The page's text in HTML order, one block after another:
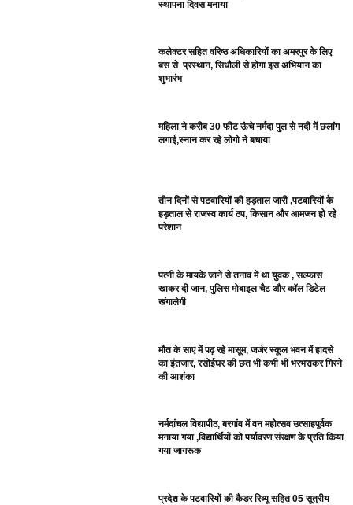
स्थापना दिवस मनाया
कलेक्टर सहित वरिष्ठ अधिकारियों का अमरपुर के लिए
बस से प्रस्थान, सिधौली से होगा इस अभियान का
शुभारंभ
महिला ने करीब 30 फीट ऊंचे नर्मदा पुल से नदी में छलांग
लगाई,स्नान कर रहे लोगो ने बचाया
तीन दिनों से पटवारियों की हड़ताल जारी ,पटवारियों के
हड़ताल से राजस्व कार्य ठप, किसान और आमजन हो रहे
परेशान
पत्नी के मायके जाने से तनाव में था युवक , सल्फास
खाकर दी जान, पुलिस मोबाइल चैट और कॉल डिटेल
खंगालेगी
मौत के साए में पढ़ रहे मासूम, जर्जर स्कूल भवन में हादसे
का इंतजार, रसोईघर की छत भी कभी भी भरभराकर गिरने
की आशंका
नर्मदांचल विद्यापीठ, बरगांव में वन महोत्सव उत्साहपूर्वक
मनाया गया ,विद्यार्थियों को पर्यावरण संरक्षण के प्रति किया
गया जागरूक
प्रदेश के पटवारियों की कैडर रिव्यू सहित 05 सूत्रीय